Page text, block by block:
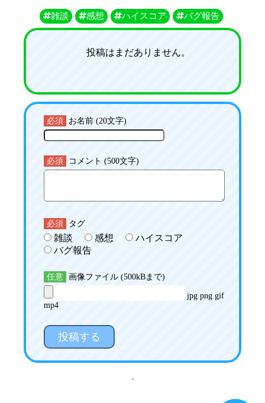
雑談 感想 ハイスコア バグ報告
投稿はまだありません。
必須 お名前 (20文字)
必須 コメント (500文字)
必須 タグ
雑談 感想
ハイスコア
バグ報告
任意 画像ファイル (500kBまで)
jpg png gif
mp4
投稿する